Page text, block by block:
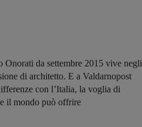
Onorati da settembre 2015 vive negli
di architetto. E a Valdarnopost
con l’Italia, la voglia di
il mondo può offrire